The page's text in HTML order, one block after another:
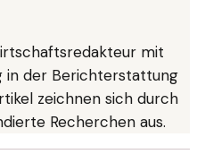
mit
in der Berichterstattung
zeichnen sich durch
Recherchen aus.